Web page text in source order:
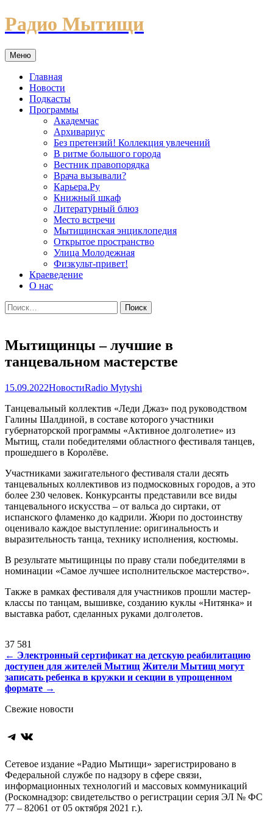
Перейти
к
Радио Мытищи
Меню
Главная
Новости
Подкасты
Программы
Академчас
Архивариус
Без претензий! Коллекция увлечений
В ритме большого города
Вестник правопорядка
Врача вызывали?
Карьера.Ру
Книжный шкаф
Литературный блюз
Место встречи
Мытищинская энциклопедия
Открытое пространство
Улица Молодежная
Физкульт-привет!
Краеведение
О нас
Найти:
Мытищинцы – лучшие в
танцевальном мастерстве
15.09.2022НовостиRadio Mytyshi
Танцевальный коллектив «Леди Джаз» под руководством
Галины Шалдиной, в составе которого участники
губернаторской программы «Активное долголетие» из
Мытищ, стали победителями областного фестиваля танцев,
прошедшего в Королёве.
Участниками зажигательного фестиваля стали десять
танцевальных коллективов из подмосковных городов, а это
более 230 человек. Конкурсанты представили все виды
танцевального искусства – от вальса до сиртаки, от
испанского фламенко до кадрили. Жюри по достоинству
оценивало каждое выступление: оригинальность и
выразительность танца, технику исполнения, костюмы.
В результате мытищинцы по праву стали победителями в
номинации «Самое лучшее исполнительское мастерство».
Также в рамках фестиваля для участников прошли мастер-
классы по танцам, вышивке, созданию куклы «Нитянка» и
выставка работ, сделанных руками долголетов.
37 581
Навигация
по
записям
← Электронный сертификат на детскую реабилитацию
доступен для жителей Мытищ Жители Мытищ могут
записать ребенка в кружки и секции в упрощенном
формате →
Свежие новости
Telegram
ВКонтакте
Сетевое издание «Радио Мытищи» зарегистрировано в
Федеральной службе по надзору в сфере связи,
информационных технологий и массовых коммуникаций
(Роскомнадзор: свидетельство о регистрации серия ЭЛ № ФС
77 – 82061 от 05 октября 2021 г.).